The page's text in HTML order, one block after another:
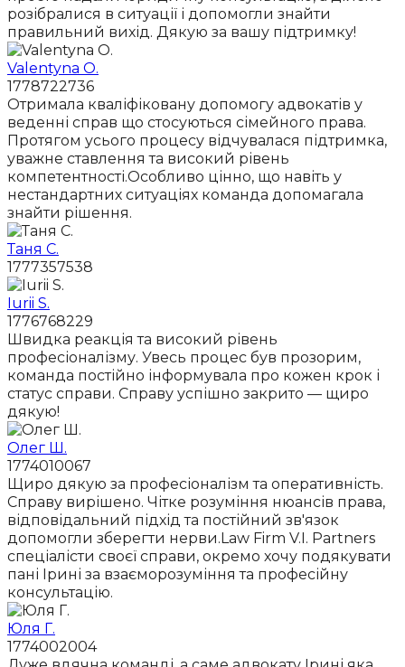
розібралися в ситуації і допомогли знайти
правильний вихід. Дякую за вашу підтримку!
Valentyna O.
1778722736
Отримала кваліфіковану допомогу адвокатів у
веденні справ що стосуються сімейного права.
Протягом усього процесу відчувалася підтримка,
уважне ставлення та високий рівень
компетентності.Особливо цінно, що навіть у
нестандартних ситуаціях команда допомагала
знайти рішення.
Таня С.
1777357538
Iurii S.
1776768229
Швидка реакція та високий рівень
професіоналізму. Увесь процес був прозорим,
команда постійно інформувала про кожен крок і
статус справи. Справу успішно закрито — щиро
дякую!
Олег Ш.
1774010067
Щиро дякую за професіоналізм та оперативність.
Справу вирішено. Чітке розуміння нюансів права,
відповідальний підхід та постійний зв'язок
допомогли зберегти нерви.Law Firm V.I. Partners
спеціалісти своєї справи, окремо хочу подякувати
пані Ірині за взаєморозуміння та професійну
консультацію.
Юля Г.
1774002004